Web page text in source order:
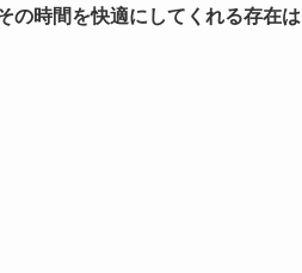
の時間を快適にしてくれる存在は